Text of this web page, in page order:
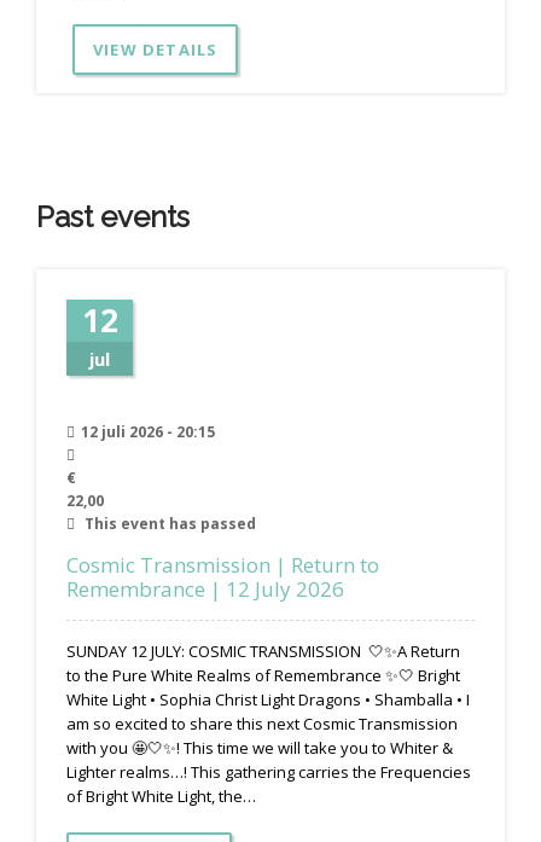
VIEW DETAILS
Past events
12
jul
12 juli 2026 - 20:15
€
22,00
This event has passed
Cosmic Transmission | Return to
Remembrance | 12 July 2026
SUNDAY 12 JULY: COSMIC TRANSMISSION 🤍✨A Return
to the Pure White Realms of Remembrance ✨🤍 Bright
White Light • Sophia Christ Light Dragons • Shamballa • I
am so excited to share this next Cosmic Transmission
with you 🤩🤍✨! This time we will take you to Whiter &
Lighter realms…! This gathering carries the Frequencies
of Bright White Light, the…